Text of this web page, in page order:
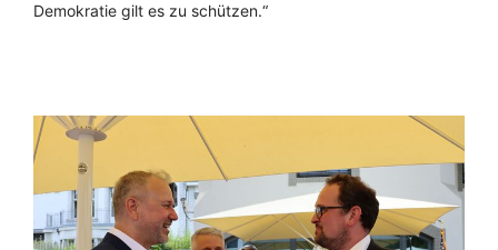
Demokratie gilt es zu schützen.“